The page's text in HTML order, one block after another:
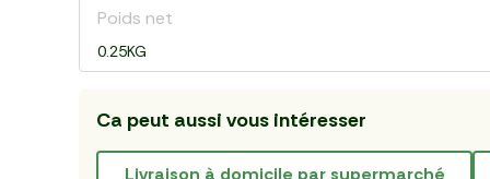
Poids net
0.25KG
Ca peut aussi vous intéresser
livraison à domicile par supermarché